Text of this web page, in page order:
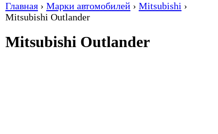
Главная › Марки автомобилей › Mitsubishi ›
Mitsubishi Outlander
Mitsubishi Outlander